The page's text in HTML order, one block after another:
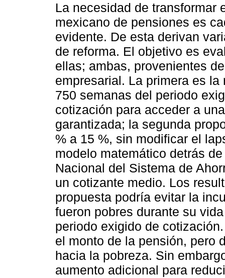
La necesidad de transformar
mexicano de pensiones es
evidente. De esta derivan
de reforma. El objetivo es
ellas; ambas, provenientes
empresarial. La primera es la
750 semanas del periodo
cotización para acceder a
garantizada; la segunda
% a 15 %, sin modificar el
modelo matemático detrás
Nacional del Sistema de
un cotizante medio. Los
propuesta podría evitar la
fueron pobres durante su
periodo exigido de
el monto de la pensión, pero
hacia la pobreza. Sin
aumento adicional para